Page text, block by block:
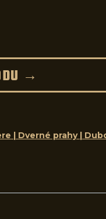
→
| Dverné prahy |